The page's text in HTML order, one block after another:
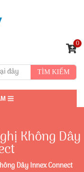
TÌM KIẾM
0
Không Dây
Dây Innex Connect